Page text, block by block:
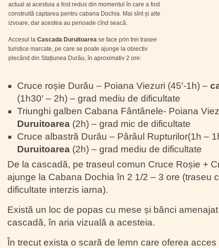
actual al acestuia a fost redus din momentul în care a fost
construită captarea pentru cabana Dochia. Mai sînt și alte
izvoare, dar acestea au perioade cînd seacă.
Accesul la Cascada Duruitoarea se face prin trei trasee
turistice marcate, pe care se poate ajunge la obiectiv
plecând din Stațiunea Durău, în aproximativ 2 ore:
Cruce roșie Durău – Poiana Viezuri (45′-1h) –
(1h30′ – 2h) – grad mediu de dificultate
Triunghi galben Cabana Fântânele- Poiana
Duruitoarea (2h) – grad mic de dificultate
Cruce albastră Durău – Pârâul Rupturilor(1h –
Duruitoarea (2h) – grad mediu de dificultate
De la cascadă, pe traseul comun Cruce Roșie +
ajunge la Cabana Dochia în 2 1/2 – 3 ore (traseu
dificultate interzis iarna).
Există un loc de popas cu mese și bănci
cascadă, în aria vizuală a acesteia.
În trecut exista o scară de lemn care oferea